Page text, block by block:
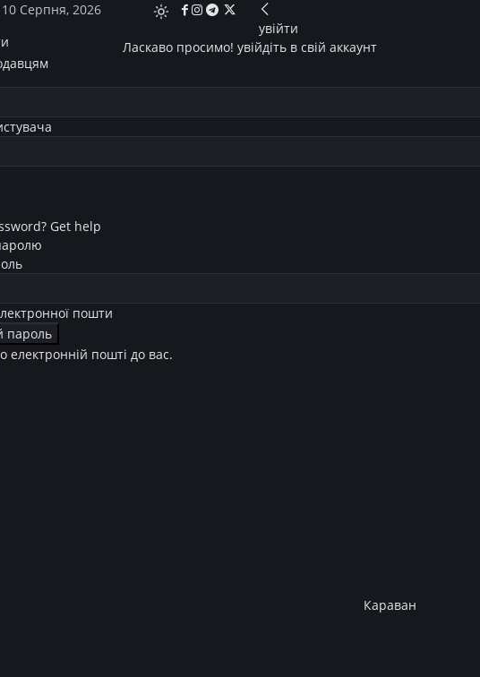
10 Серпня, 2026
увійти
Ласкаво просимо! увійдіть в свій аккаунт
Get help
пошти
електронній пошті до вас.
Караван